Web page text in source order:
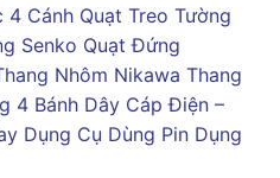
4 Cánh Quạt Treo Tường
Senko Quạt Đứng
Nhôm Nikawa Thang
4 Bánh Dây Cáp Điện –
Dụng Cụ Dùng Pin Dụng